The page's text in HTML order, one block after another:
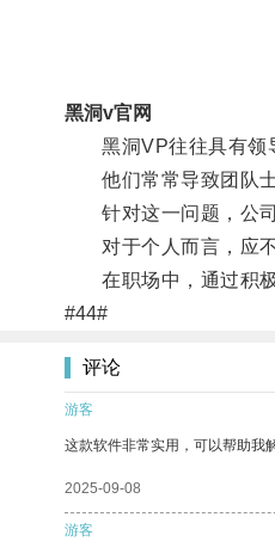
黑洞v官网
黑洞VP往往具有领导
他们常常导致团队士
针对这一问题，公司
对于个人而言，应不
在职场中，通过积极
#44#
评论
游客
这款软件非常实用，可以帮助我
2025-09-08
游客